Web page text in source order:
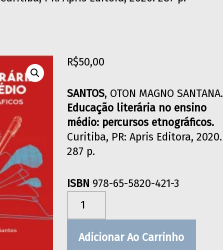
R$50,00
SANTOS, OTON MAGNO SANTANA.
Educação literária no ensino
médio: percursos etnográficos.
Curitiba, PR: Apris Editora, 2020.
287 p.
ISBN 978-65-5820-421-3
Educação literária no ensino médio: percursos etnográficos quantidade
Adicionar Ao Carrinho